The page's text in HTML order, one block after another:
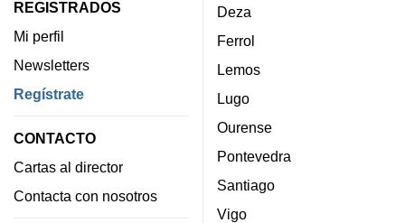
REGISTRADOS
Mi perfil
Newsletters
Regístrate
CONTACTO
Cartas al director
Contacta con nosotros
Deza
Ferrol
Lemos
Lugo
Ourense
Pontevedra
Santiago
Vigo